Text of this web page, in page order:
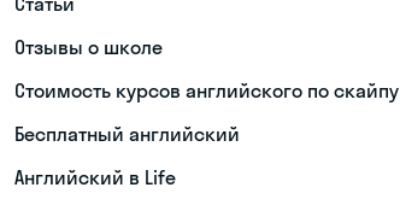
Отзывы о школе
Стоимость курсов английского по скайпу
Бесплатный английский
Английский в Life